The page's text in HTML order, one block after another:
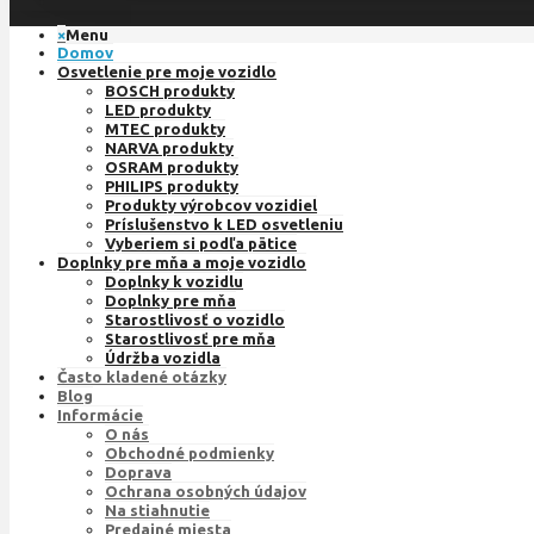
×Menu
Domov
Osvetlenie pre moje vozidlo
BOSCH produkty
LED produkty
MTEC produkty
NARVA produkty
OSRAM produkty
PHILIPS produkty
Produkty výrobcov vozidiel
Príslušenstvo k LED osvetleniu
Vyberiem si podľa pätice
Doplnky pre mňa a moje vozidlo
Doplnky k vozidlu
Doplnky pre mňa
Starostlivosť o vozidlo
Starostlivosť pre mňa
Údržba vozidla
Často kladené otázky
Blog
Informácie
O nás
Obchodné podmienky
Doprava
Ochrana osobných údajov
Na stiahnutie
Predajné miesta